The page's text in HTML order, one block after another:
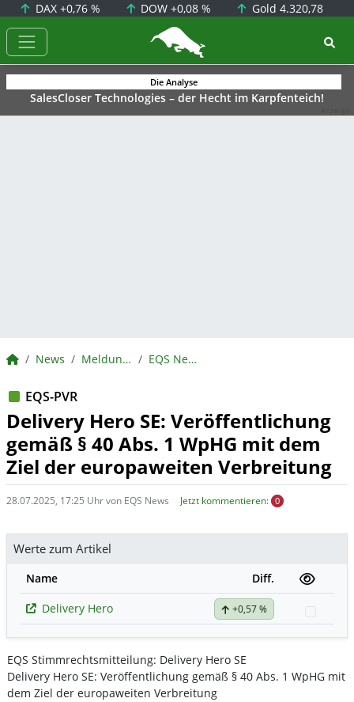
DAX +0,76 % DOW+0,08 % Gold 4.320,78
BörsenNEWS.de
Die Analyse
SalesCloser Technologies – der Hecht im Karpfenteich!
BörsenNEWS.de
News Meldungen EQS News
EQS-PVR
Delivery Hero SE: Veröffentlichung
gemäß § 40 Abs. 1 WpHG mit dem
Ziel der europaweiten Verbreitung
28.07.2025, 17:25 Uhr von EQS News Jetzt kommentieren: 0
Werte zum Artikel
Name
Diff.
Delivery Hero
+0,57 %
EQS Stimmrechtsmitteilung: Delivery Hero SE
Delivery Hero SE: Veröffentlichung gemäß § 40 Abs. 1 WpHG mit
dem Ziel der europaweiten Verbreitung